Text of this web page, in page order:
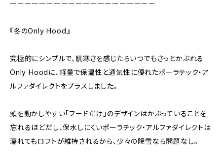
ーーーーーーーーーーーーーーーーーーーー
『冬のOnly Hood』
究極的にシンプルで、肌寒さを感じたらいつでもさっとかぶれる
Only Hoodに、軽量で保温性と通気性に優れたポーラテック・ア
ルファダイレクトをプラスしました。
頭を動かしやすい「フードだけ」のデザインはかぶっていることを
忘れるほどだし、保水しにくいポーラテック・アルファダイレクトは
濡れてもロフトが維持されるから、少々の降雪なら問題なし。